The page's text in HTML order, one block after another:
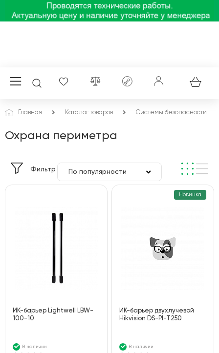
Главная Каталог товаров Системы безопасности
Охрана периметра
Фильтр По популярности
ИК-барьер Lightwell LBW-
100-10
В наличии
Новинка
ИК-барьер двухлучевой
Hikvision DS-PI-T250
В наличии